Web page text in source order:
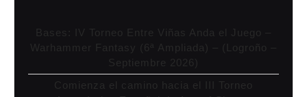
Bases: IV Torneo Entre Viñas Anda el Juego –
Warhammer Fantasy (6ª Ampliada) – (Logroño –
Septiembre 2026)
Comienza el camino hacia el III Torneo